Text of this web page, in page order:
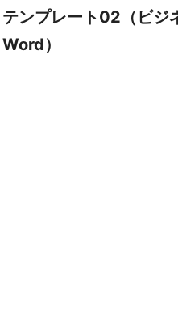
テンプレート02（ビジ
Word）